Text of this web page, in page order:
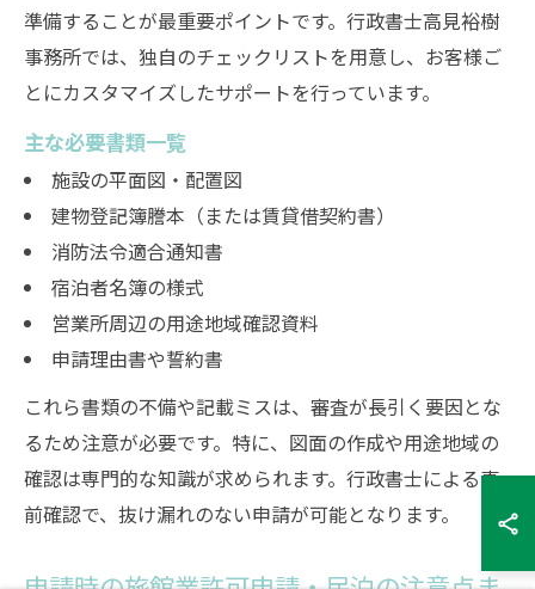
準備することが最重要ポイントです。行政書士高見裕樹
事務所では、独自のチェックリストを用意し、お客様ご
とにカスタマイズしたサポートを行っています。
主な必要書類一覧
施設の平面図・配置図
建物登記簿謄本（または賃貸借契約書）
消防法令適合通知書
宿泊者名簿の様式
営業所周辺の用途地域確認資料
申請理由書や誓約書
これら書類の不備や記載ミスは、審査が長引く要因とな
るため注意が必要です。特に、図面の作成や用途地域の
確認は専門的な知識が求められます。行政書士による事
前確認で、抜け漏れのない申請が可能となります。